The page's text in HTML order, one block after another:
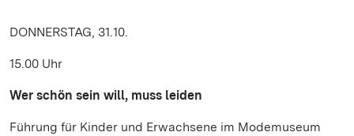
DONNERSTAG, 31.10.
15.00 Uhr
Wer schön sein will, muss leiden
Führung für Kinder und Erwachsene im Modemuseum